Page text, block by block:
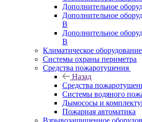
Дополнительное
Дополнительное
В
Дополнительное
В
Климатическое
Системы охраны периметра
Средства пожаротушения
Назад
Средства
Системы водяного
Дымососы и
Пожарная автоматика
Взрывозащищенное